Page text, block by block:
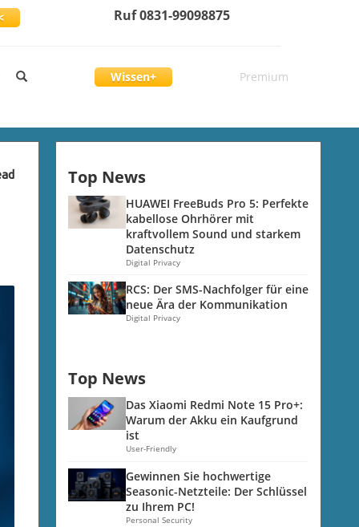
Ruf 0831-99098875
Wissen+ Premium
Top News
HUAWEI FreeBuds Pro 5: Perfekte
kabellose Ohrhörer mit
kraftvollem Sound und starkem
Datenschutz
Digital Privacy
RCS: Der SMS-Nachfolger für eine
neue Ära der Kommunikation
Digital Privacy
Top News
Das Xiaomi Redmi Note 15 Pro+:
Warum der Akku ein Kaufgrund
ist
User-Friendly
Gewinnen Sie hochwertige
Seasonic-Netzteile: Der Schlüssel
zu Ihrem PC!
Personal Security